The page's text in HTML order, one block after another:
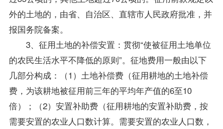
外的土地的，由省、自治区、直辖市人民政府批准，并
报国务院备案。
3、征用土地的补偿安置：贯彻“使被征用土地单位
的农民生活水平不降低的原则”。征地费用一般由以下
几部分构成：（1）土地补偿费（征用耕地的土地补偿
费，为该耕地被征用前三年的平均年产值的6至10
倍）；（2）安置补助费（征用耕地的安置补助费，按
需要安置的农业人口数计算。需要安置的农业人口数，